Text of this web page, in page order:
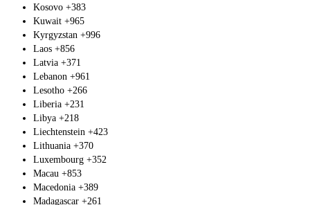
Kosovo +383
Kuwait +965
Kyrgyzstan +996
Laos +856
Latvia +371
Lebanon +961
Lesotho +266
Liberia +231
Libya +218
Liechtenstein +423
Lithuania +370
Luxembourg +352
Macau +853
Macedonia +389
Madagascar +261